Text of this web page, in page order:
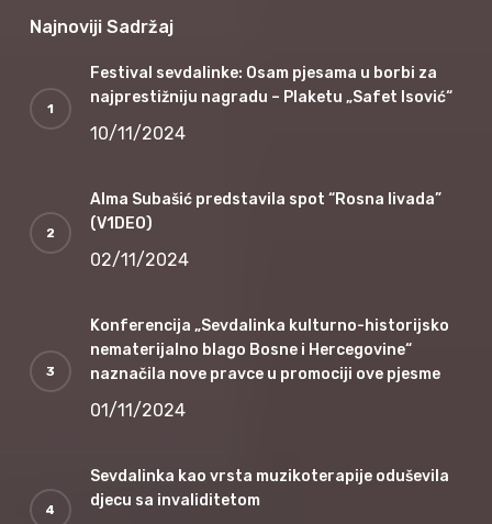
Najnoviji Sadržaj
Festival sevdalinke: Osam pjesama u borbi za
najprestižniju nagradu – Plaketu „Safet Isović“
10/11/2024
Alma Subašić predstavila spot “Rosna livada”
(V1DEO)
02/11/2024
Konferencija „Sevdalinka kulturno-historijsko
nematerijalno blago Bosne i Hercegovine“
naznačila nove pravce u promociji ove pjesme
01/11/2024
Sevdalinka kao vrsta muzikoterapije oduševila
djecu sa invaliditetom